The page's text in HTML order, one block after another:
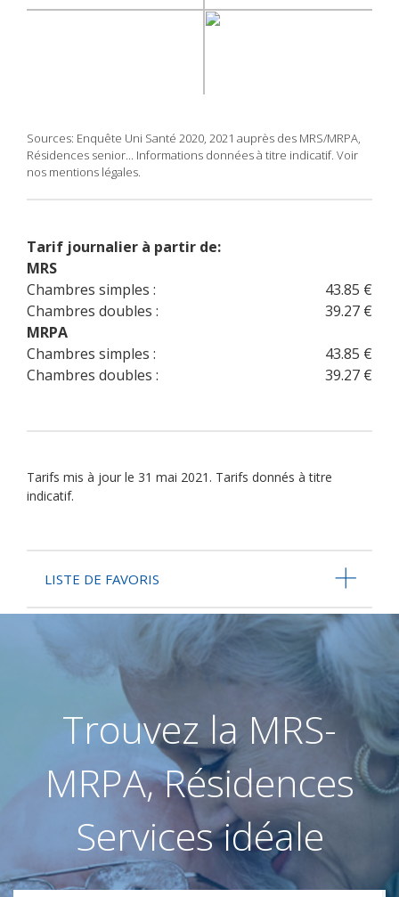
Sources: Enquête Uni Santé 2020, 2021 auprès des MRS/MRPA,
Résidences senior... Informations données à titre indicatif. Voir
nos mentions légales.
Tarif journalier à partir de:
MRS
Chambres simples :
43.85 €
Chambres doubles :
39.27 €
MRPA
Chambres simples :
43.85 €
Chambres doubles :
39.27 €
Tarifs mis à jour le 31 mai 2021. Tarifs donnés à titre
indicatif.
LISTE DE FAVORIS
Trouvez la MRS-
MRPA, Résidences
Services idéale